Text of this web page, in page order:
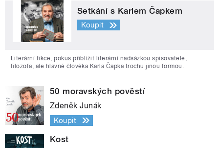
Setkání s Karlem Čapkem
Koupit
Literární fikce, pokus přiblížit literární nadsázkou spisovatele,
filozofa, ale hlavně člověka Karla Čapka trochu jinou formou.
50 moravských pověstí
Zdeněk Junák
Koupit
Kost